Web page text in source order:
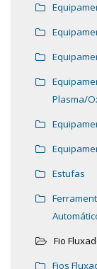
Plasma/
Estufas
Fio
Fios